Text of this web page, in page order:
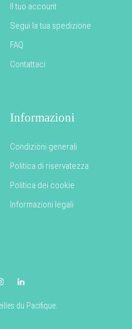
Il tuo account
Segui la tua spedizione
FAQ
Contattaci
Informazioni
Condizioni generali
Politica di riservatezza
Politica dei cookie
Informazioni legali
du Pacifique.
InstagramLinkedIn